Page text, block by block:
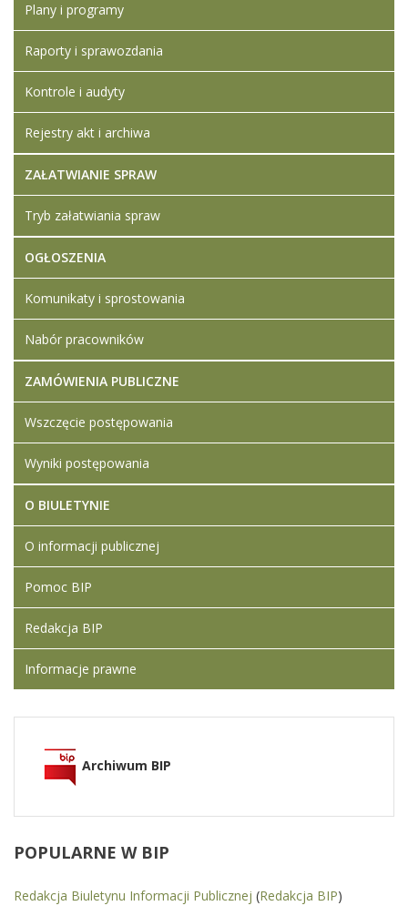
Plany i programy
Raporty i sprawozdania
Kontrole i audyty
Rejestry akt i archiwa
ZAŁATWIANIE SPRAW
Tryb załatwiania spraw
OGŁOSZENIA
Komunikaty i sprostowania
Nabór pracowników
ZAMÓWIENIA PUBLICZNE
Wszczęcie postępowania
Wyniki postępowania
O BIULETYNIE
O informacji publicznej
Pomoc BIP
Redakcja BIP
Informacje prawne
Archiwum BIP
POPULARNE W BIP
Redakcja Biuletynu Informacji Publicznej (Redakcja BIP)